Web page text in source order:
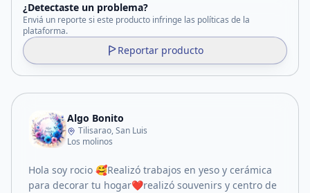
¿Detectaste un problema?
Enviá un reporte si este producto infringe las políticas de la
plataforma.
Reportar producto
Algo Bonito
Tilisarao, San Luis
Los molinos
Hola soy rocio 🥰Realizó trabajos en yeso y cerámica
para decorar tu hogar❤️realizó souvenirs y centro de